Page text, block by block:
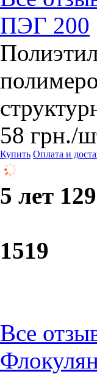
ПЭГ 200
58 грн./
Купить Оплата и
5 лет
1519
Все